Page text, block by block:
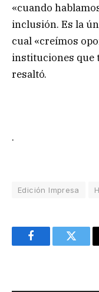
«cuando
inclusión. Es la
cual «creímos
instituciones que
resaltó.
.
Edición Impresa
Facebook